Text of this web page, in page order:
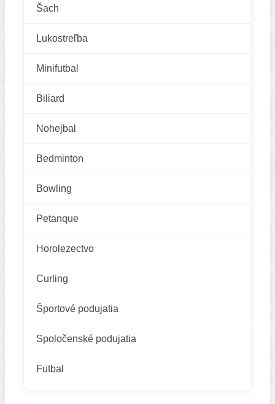
Šach
Lukostreľba
Minifutbal
Biliard
Nohejbal
Bedminton
Bowling
Petanque
Horolezectvo
Curling
Športové podujatia
Spoločenské podujatia
Futbal